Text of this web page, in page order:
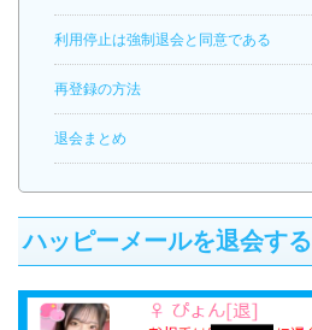
利用停止は強制退会と同意である
再登録の方法
退会まとめ
ハッピーメールを退会す